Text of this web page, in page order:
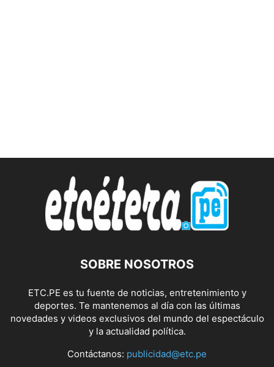
SOBRE NOSOTROS
ETC.PE es tu fuente de noticias, entretenimiento y
deportes. Te mantenemos al día con las últimas
novedades y videos exclusivos del mundo del espectáculo
y la actualidad política.
Contáctanos: publicidad@etc.pe